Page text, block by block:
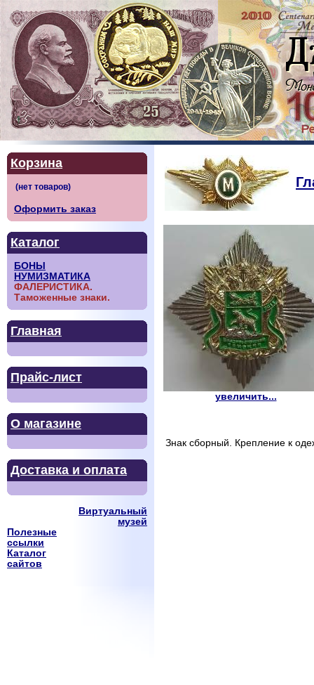
Корзина
Оформить заказ
Каталог
БОНЫ
НУМИЗМАТИКА
ФАЛЕРИСТИКА.
Таможенные знаки.
Главная
Прайс-лист
О магазине
Доставка и оплата
Виртуальный
музей
Полезные
ссылки
Каталог
сайтов
увеличить...
Знак сборный. Крепление к